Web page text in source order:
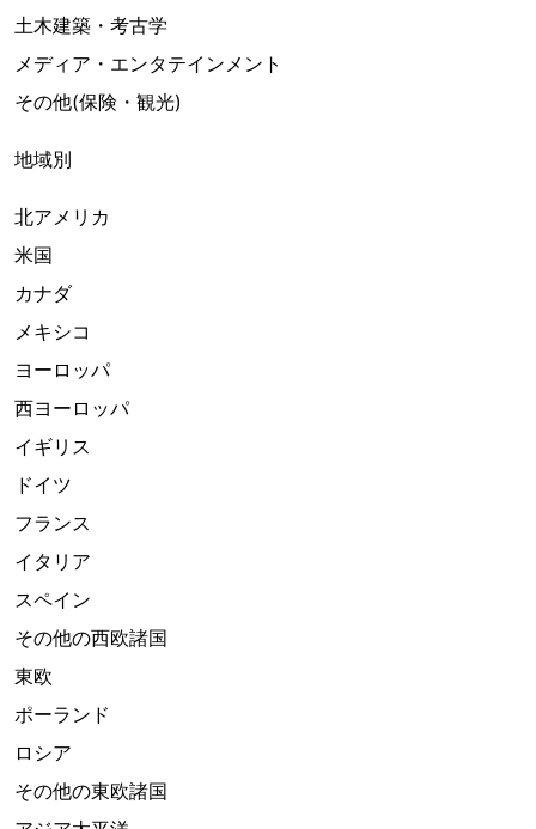
土木建築・考古学
メディア・エンタテインメント
その他(保険・観光)
地域別
北アメリカ
米国
カナダ
メキシコ
ヨーロッパ
西ヨーロッパ
イギリス
ドイツ
フランス
イタリア
スペイン
その他の西欧諸国
東欧
ポーランド
ロシア
その他の東欧諸国